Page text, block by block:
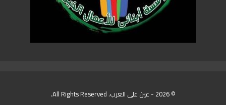
© 2026 - عين على العرب. All Rights Reserved.